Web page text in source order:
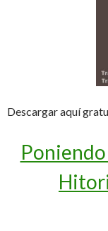
Descargar aquí